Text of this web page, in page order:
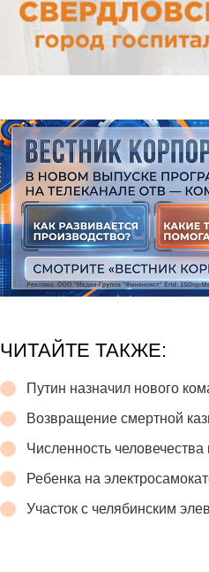
ЧИТАЙТЕ ТАКЖЕ:
Путин назначил нового
Возвращение смертной
Численность
Ребенка на
Участок с челябинским